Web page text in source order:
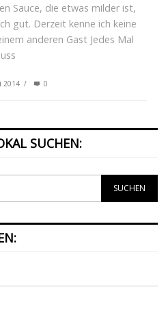
Sauce, die etwas milder ist,
gut. Derzeit kenne ich keine
anderen Gast Jedes Mal
2014 / 0
SUCHEN: